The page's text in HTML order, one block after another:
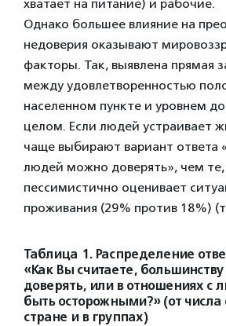
хватает на питание) и рабочие.
Однако большее влияние на
недоверия оказывают
факторы. Так, выявлена прямая
между удовлетворенностью
населенном пункте и уровнем
целом. Если людей устраивает
чаще выбирают вариант ответа
людей можно доверять», чем те,
пессимистично оценивает
проживания (29% против 18%)
Таблица 1. Распределение
«Как Вы считаете,
доверять, или в отношениях с
быть осторожными?» (от
стране и в группах)